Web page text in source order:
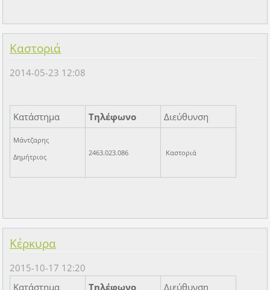
Καστοριά
2014-05-23 12:08
Κατάστημα Τηλέφωνο Διεύθυνση
Μάντζαρης
Δημήτριος
2463.023.086 Καστοριά
Κέρκυρα
2015-10-17 12:20
Κατάστημα
Τηλέφωνο Διεύθυνση